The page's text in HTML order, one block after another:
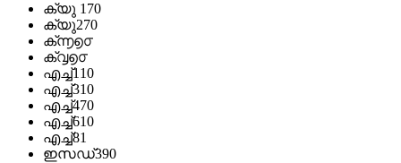
ക്യു 170
ക്യു270
ക്൬൭൦
ക്൮൭൦
എച്ച്110
എച്ച്310
എച്ച്470
എച്ച്610
എച്ച്81
ഇസഡ്390